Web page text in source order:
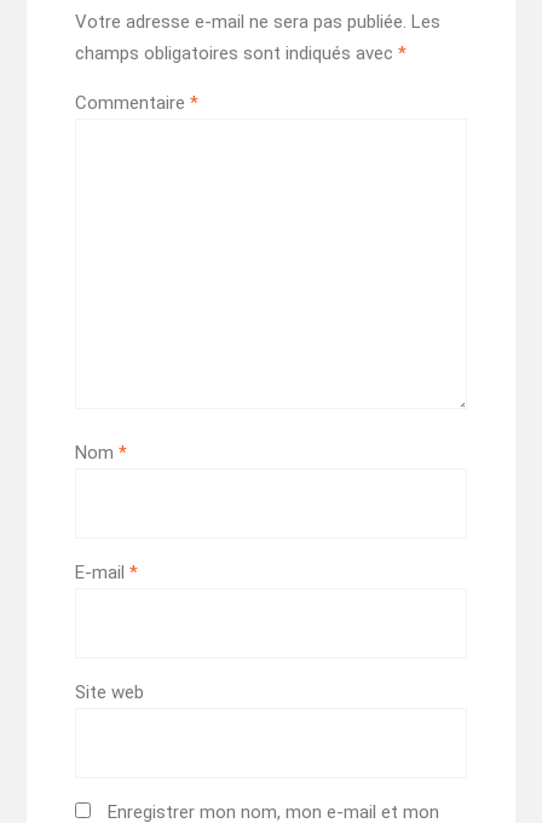
Votre adresse e-mail ne sera pas publiée. Les
champs obligatoires sont indiqués avec *
Commentaire *
Nom *
E-mail *
Site web
Enregistrer mon nom, mon e-mail et mon